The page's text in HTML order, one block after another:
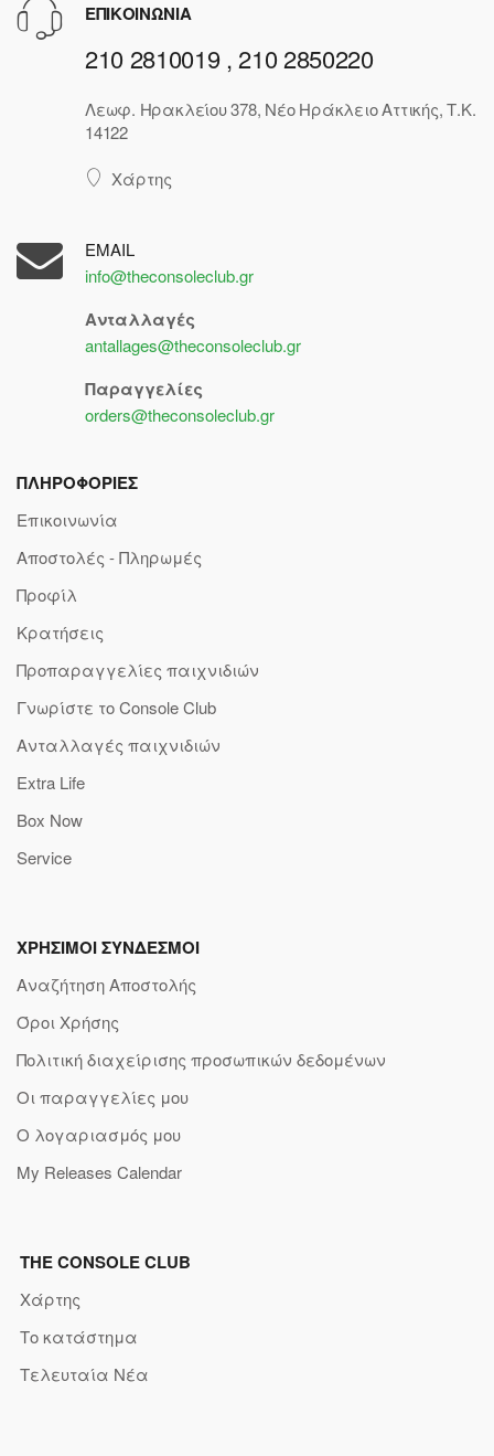
ΕΠΙΚΟΙΝΩΝΙΑ
210 2810019 , 210 2850220
Λεωφ. Ηρακλείου 378, Νέο Ηράκλειο Αττικής, Τ.Κ.
14122
Χάρτης
EMAIL
info@theconsoleclub.gr
Ανταλλαγές
antallages@theconsoleclub.gr
Παραγγελίες
orders@theconsoleclub.gr
ΠΛΗΡΟΦΟΡΙΕΣ
Επικοινωνία
Αποστολές - Πληρωμές
Προφίλ
Κρατήσεις
Προπαραγγελίες παιχνιδιών
Γνωρίστε το Console Club
Ανταλλαγές παιχνιδιών
Extra Life
Box Now
Service
ΧΡΗΣΙΜΟΙ ΣΥΝΔΕΣΜΟΙ
Αναζήτηση Αποστολής
Όροι Χρήσης
Πολιτική διαχείρισης προσωπικών δεδομένων
Οι παραγγελίες μου
Ο λογαριασμός μου
My Releases Calendar
THE CONSOLE CLUB
Χάρτης
Το κατάστημα
Τελευταία Νέα